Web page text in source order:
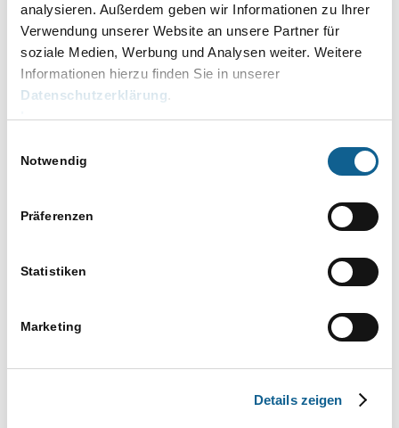
analysieren. Außerdem geben wir Informationen zu Ihrer
Verwendung unserer Website an unsere Partner für
soziale Medien, Werbung und Analysen weiter. Weitere
Informationen hierzu finden Sie in unserer
Datenschutzerklärung.
Impressum
Notwendig
Präferenzen
Statistiken
Marketing
Details zeigen
Veranstaltungen
Such-
und
Ansichtennavigation
Suche
Veranstaltung
Ansichten-
Zusammenfassung
Anstehende
Datum
auswählen.